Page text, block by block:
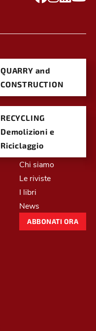
QUARRY and
CONSTRUCTION
RECYCLING
Demolizioni e
Riciclaggio
Chi siamo
Le riviste
I libri
News
ABBONATI ORA